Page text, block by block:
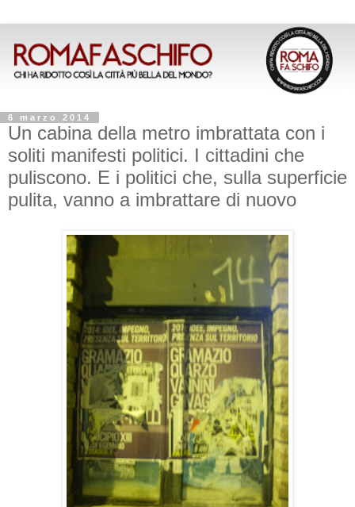
6 marzo 2014
Un cabina della metro imbrattata con i
soliti manifesti politici. I cittadini che
puliscono. E i politici che, sulla superficie
pulita, vanno a imbrattare di nuovo